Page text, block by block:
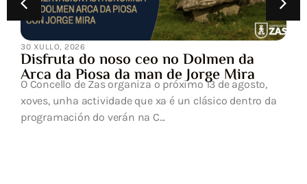
30 XULLO, 2026
Disfruta do noso ceo no Dolmen da
Arca da Piosa da man de Jorge Mira
O Concello de Zas organiza o próximo 13 de agosto,
xoves, unha actividade que xa é un clásico dentro da
programación do verán na C...